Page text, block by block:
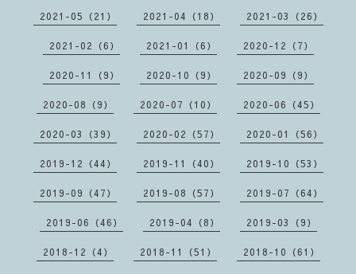
2021-05（21） 2021-04（18） 2021-03（26）
2021-02（6） 2021-01（6） 2020-12（7）
2020-11（9） 2020-10（9） 2020-09（9）
2020-08（9） 2020-07（10） 2020-06（45）
2020-03（39） 2020-02（57） 2020-01（56）
2019-12（44） 2019-11（40） 2019-10（53）
2019-09（47） 2019-08（57） 2019-07（64）
2019-06（46） 2019-04（8） 2019-03（9）
2018-12（4） 2018-11（51） 2018-10（61）